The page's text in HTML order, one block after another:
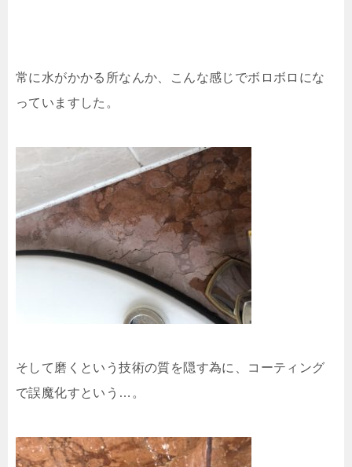
常に水がかかる所なんか、こんな感じでボロボロにな
っていますした。
そして磨くという技術の質を隠す為に、コーティング
で誤魔化すという…。